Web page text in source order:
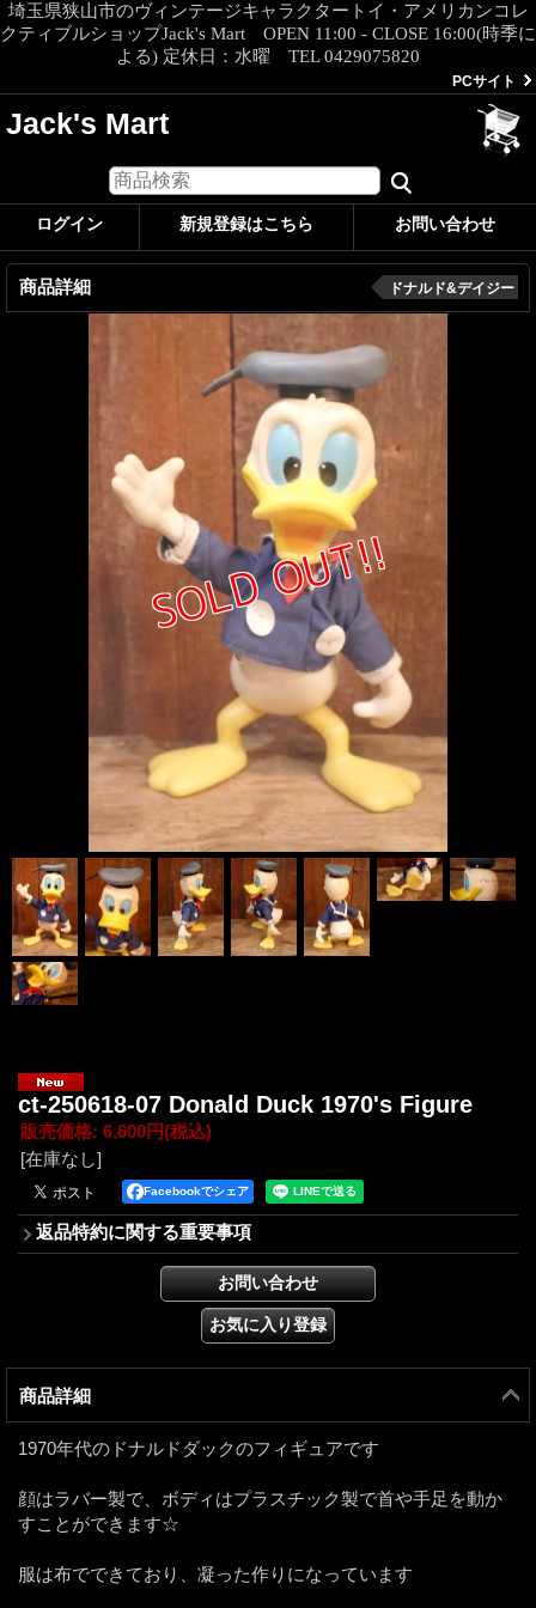
埼玉県狭山市のヴィンテージキャラクタートイ・アメリカンコレ
クティブルショップJack's Mart OPEN 11:00 - CLOSE 16:00(時季に
よる) 定休日：水曜 TEL 0429075820
PCサイト
Jack's Mart
ログイン 新規登録はこちら お問い合わせ
商品詳細 ドナルド&デイジー
ct-250618-07 Donald Duck 1970's Figure
販売価格: 6,600円(税込)
[在庫なし]
Facebookでシェア
返品特約に関する重要事項
商品詳細
1970年代のドナルドダックのフィギュアです
顔はラバー製で、ボディはプラスチック製で首や手足を動か
すことができます☆
服は布でできており、凝った作りになっています